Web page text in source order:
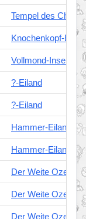
Tempel des
Knochenkopf-
Vollmond-Insel
?-Eiland
?-Eiland
Hammer-Eiland
Hammer-Eiland
Der Weite Ozean
Der Weite Ozean
Der Weite Ozean